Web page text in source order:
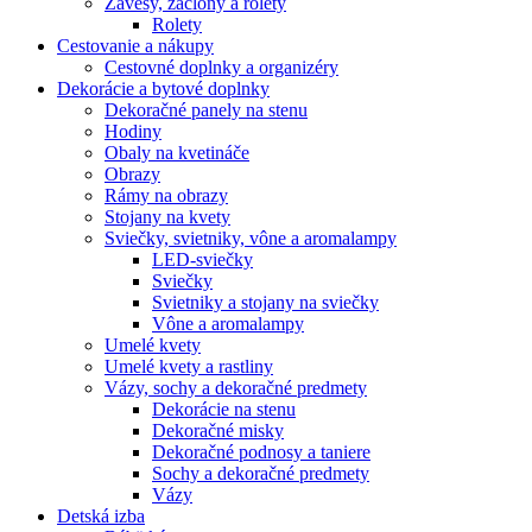
Rolety
Cestovanie a nákupy
Cestovné doplnky a organizéry
Dekorácie a bytové doplnky
Dekoračné panely na stenu
Hodiny
Obaly na kvetináče
Obrazy
Rámy na obrazy
Stojany na kvety
Sviečky, svietniky, vône a aromalampy
LED-sviečky
Sviečky
Svietniky a stojany na sviečky
Vône a aromalampy
Umelé kvety
Umelé kvety a rastliny
Vázy, sochy a dekoračné predmety
Dekorácie na stenu
Dekoračné misky
Dekoračné podnosy a taniere
Sochy a dekoračné predmety
Vázy
Detská izba